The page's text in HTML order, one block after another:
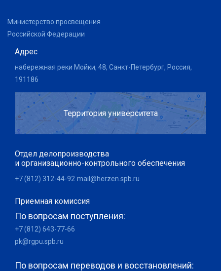
Министерство просвещения
Российской Федерации
Адрес
набережная реки Мойки, 48, Санкт-Петербург, Россия,
191186
Территория университета
Отдел делопроизводства
и организационно-контрольного обеспечения
+7 (812) 312-44-92 mail@herzen.spb.ru
Приемная комиссия
По вопросам поступления:
+7 (812) 643-77-66
pk@rgpu.spb.ru
По вопросам переводов и восстановлений: